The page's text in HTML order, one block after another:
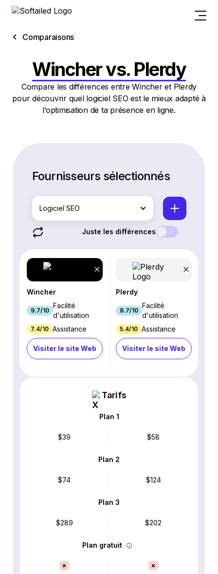
Comparaisons
Wincher vs. Plerdy
Compare les différences entre Wincher et Plerdy
pour découvrir quel logiciel SEO est le mieux adapté à
l’optimisation de ta présence en ligne.
Fournisseurs sélectionnés
Logiciel SEO
Juste les différences
Wincher
9.7/10
Facilité
d'utilisation
7.4/10 Assistance
Visiter le site Web
Plerdy
8.7/10
Facilité
d'utilisation
5.4/10 Assistance
Visiter le site Web
Tarifs
Plan 1
$39 $58
Plan 2
$74 $124
Plan 3
$289 $202
Plan gratuit